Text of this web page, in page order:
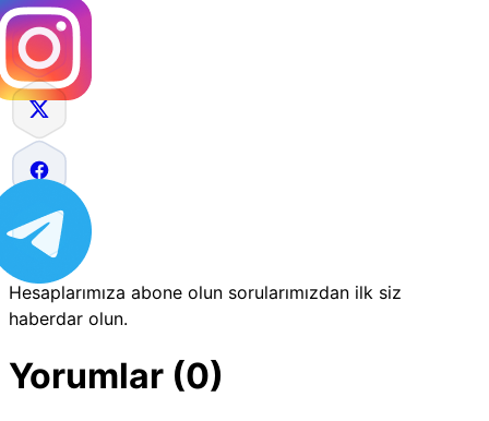
Hesaplarımıza abone olun sorularımızdan ilk siz
haberdar olun.
Yorumlar (0)